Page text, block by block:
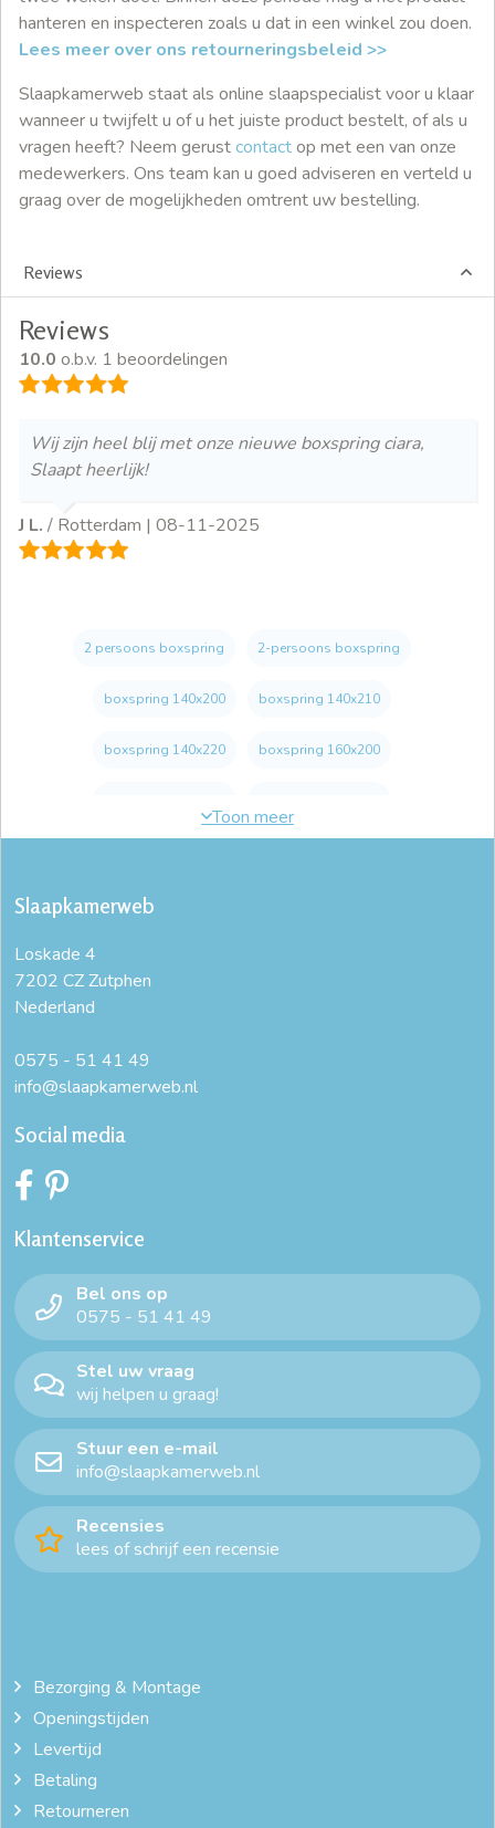
hanteren en inspecteren zoals u dat in een winkel zou doen.
Lees meer over ons retourneringsbeleid >>
Slaapkamerweb staat als online slaapspecialist voor u klaar
wanneer u twijfelt u of u het juiste product bestelt, of als u
vragen heeft? Neem gerustcontactop met een van onze
medewerkers. Ons team kan u goed adviseren en verteld u
graag over de mogelijkheden omtrent uw bestelling.
Reviews
Reviews
10.0 o.b.v. 1 beoordelingen
Wij zijn heel blij met onze nieuwe boxspring ciara,
Slaapt heerlijk!
J L. / Rotterdam | 08-11-2025
2 persoons boxspring 2-persoons boxspring
boxspring 140x200 boxspring 140x210
boxspring 140x220 boxspring 160x200
boxspring 200x200
boxspring 200x220
boxspring bed
boxspring met matras
elektrische boxspring 180x210
tweepersoons boxspring tweepersoonsbed boxspring
Slaapkamerweb
Loskade 4
7202 CZ Zutphen
Nederland
0575 - 51 41 49
info@slaapkamerweb.nl
Social media
Klantenservice
Bel ons op
0575 - 51 41 49
Stel uw vraag
wij helpen u graag!
Stuur een e-mail
info@slaapkamerweb.nl
Recensies
lees of schrijf een recensie
Bezorging & Montage
Openingstijden
Levertijd
Betaling
Retourneren